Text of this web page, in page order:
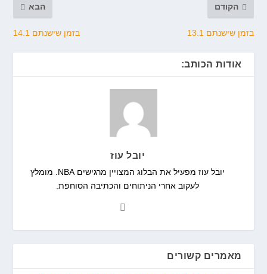
הקודם
בזמן שישנתם 13.1
הבא
בזמן שישנתם 14.1
אודות הכותב:
יובל עוז
יובל עוז מפעיל את הבלוג המצויין מרגישים NBA. מומלץ
לעקוב אחרי הניתוחים והכתיבה הסוחפת.
מאמרים קשורים